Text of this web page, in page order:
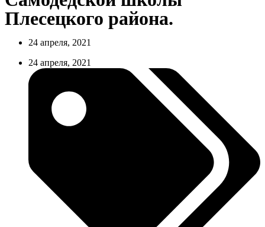
Плесецкого района.
24 апреля, 2021
24 апреля, 2021